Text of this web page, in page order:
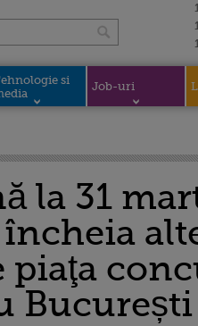
si
Job-uri
la 31
București